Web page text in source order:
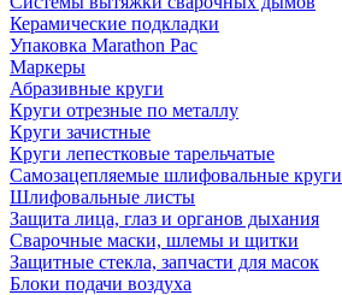
Керамические подкладки
Упаковка Marathon Pac
Маркеры
Абразивные круги
Круги отрезные по металлу
Круги зачистные
Круги лепестковые тарельчатые
Самозацепляемые шлифовальные круги
Шлифовальные листы
Защита лица, глаз и органов дыхания
Сварочные маски, шлемы и щитки
Защитные стекла, запчасти для масок
Блоки подачи воздуха